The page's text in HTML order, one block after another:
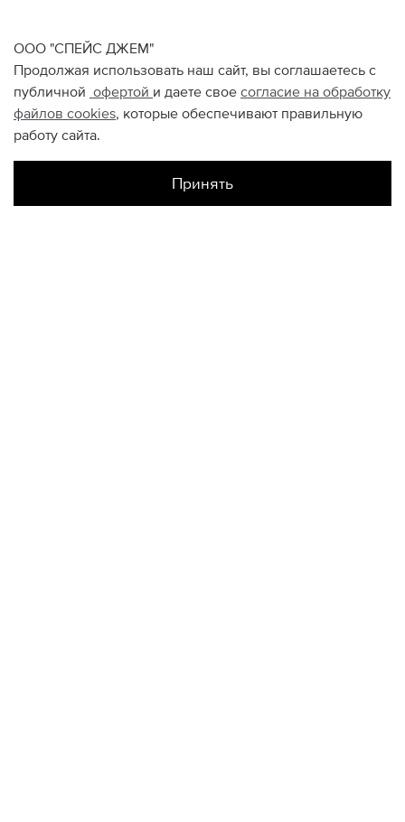
ООО "СПЕЙС ДЖЕМ"
Продолжая использовать наш сайт, вы соглашаетесь с
публичной офертой и даете свое согласие на обработку
файлов cookies, которые обеспечивают правильную
работу сайта.
Принять